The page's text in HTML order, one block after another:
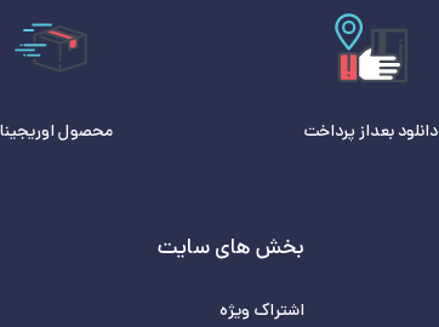
دانلود بعداز پرداخت محصول
بخش های سایت
اشتراک ویژه